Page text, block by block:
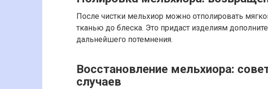
После чистки мельхиор можно отполировать
тканью до блеска. Это придаст изделиям
дальнейшего потемнения.
Восстановление мельхиора:
случаев